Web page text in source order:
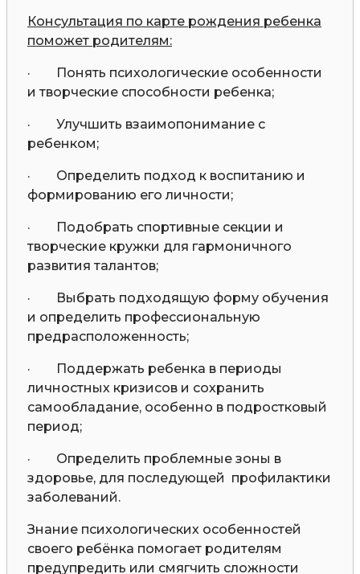
Консультация по карте рождения ребенка
поможет родителям:
· Понять психологические особенности
и творческие способности ребенка;
· Улучшить взаимопонимание с
ребенком;
· Определить подход к воспитанию и
формированию его личности;
· Подобрать спортивные секции и
творческие кружки для гармоничного
развития талантов;
· Выбрать подходящую форму обучения
и определить профессиональную
предрасположенность;
· Поддержать ребенка в периоды
личностных кризисов и сохранить
самообладание, особенно в подростковый
период;
· Определить проблемные зоны в
здоровье, для последующей профилактики
заболеваний.
Знание психологических особенностей
своего ребёнка помогает родителям
предупредить или смягчить сложности